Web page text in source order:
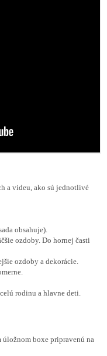
a videu, ako sú jednotlivé
obsahuje).
ozdoby. Do hornej časti
ozdoby a dekorácie.
rodinu a hlavne deti.
boxe pripravenú na